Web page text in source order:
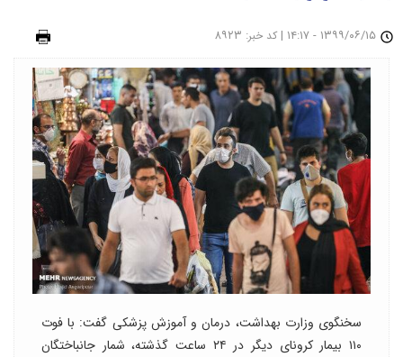
| کد خبر: ۸۹۲۳
سخنگوی وزارت بهداشت، درمان و آموزش پزشکی گفت: با فوت
۱۱۰ بیمار کرونای دیگر در ۲۴ ساعت گذشته، شمار جانباختگان